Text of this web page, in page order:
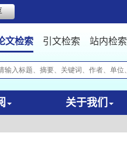
文检索 引文检索 站内检索
关于我们